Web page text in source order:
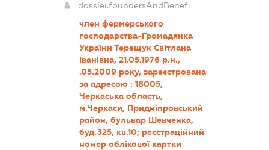
dossier.foundersAndBenef:
член фермерського
господарства-Громадянка
України Терещук Світлана
Іванівна, 21.05.1976 р.н.,
.05.2009 року, зареєстрована
за адресою : 18005,
Черкаська область,
м.Черкаси, Придніпровський
район, бульвар Шевченка,
буд.325, кв.10; реєстраційний
номер облікової картки